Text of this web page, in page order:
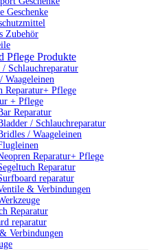
Geschenke
Zubehör
Pflege Produkte
/ Schlauchreparatur
Waageleinen
Reparatur+ Pflege
+ Pflege
Reparatur
/ Schlauchreparatur
/ Waageleinen
Reparatur+ Pflege
Reparatur
reparatur
& Verbindungen
Reparatur
reparatur
Verbindungen